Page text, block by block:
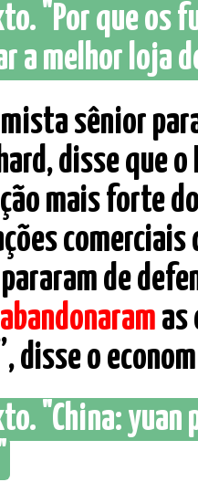
"Por que os
a melhor loja
sênior
disse que
mais forte
de
abandonaramas
disse o
"China: yuan